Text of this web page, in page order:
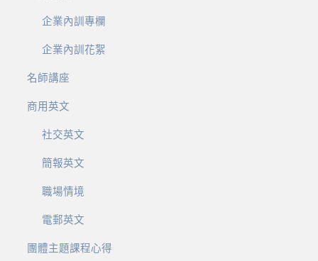
企業內訓專欄
企業內訓花絮
名師講座
商用英文
社交英文
簡報英文
職場情境
電郵英文
團體主題課程心得